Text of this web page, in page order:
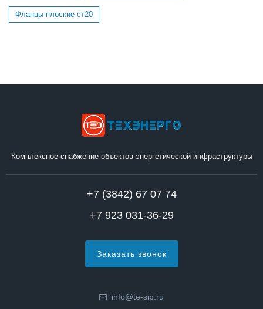
Фланцы плоские ст20
Комплексное снабжение объектов энергетической инфраструктуры
+7 (3842) 67 07 74
+7 923 031-36-29
Заказать звонок
info@te-sip.ru